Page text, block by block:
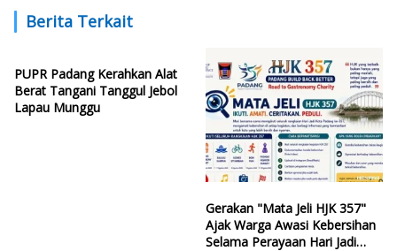
Berita Terkait
PUPR Padang Kerahkan Alat
Berat Tangani Tanggul Jebol
Lapau Munggu
Gerakan "Mata Jeli HJK 357"
Ajak Warga Awasi Kebersihan
Selama Perayaan Hari Jadi